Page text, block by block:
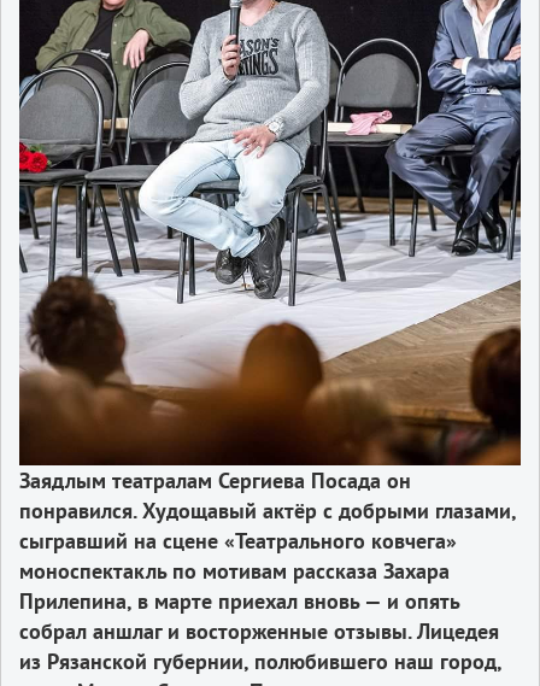
Заядлым театралам Сергиева Посада он
понравился. Худощавый актёр с добрыми глазами,
сыгравший на сцене «Театрального ковчега»
моноспектакль по мотивам рассказа Захара
Прилепина, в марте приехал вновь — и опять
собрал аншлаг и восторженные отзывы. Лицедея
из Рязанской губернии, полюбившего наш город,